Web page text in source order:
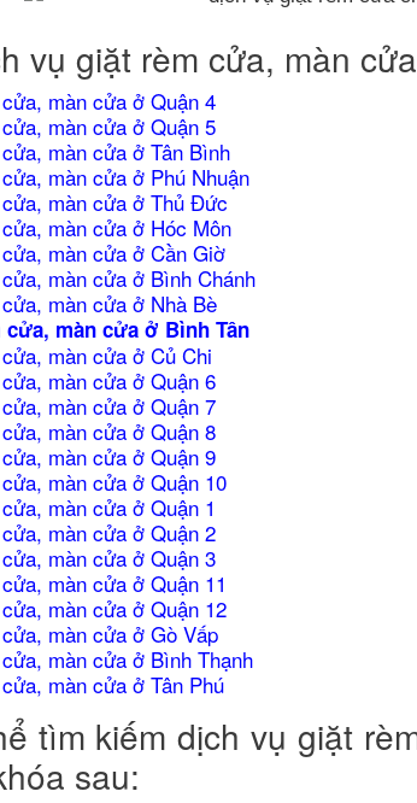
vụ giặt rèm cửa, màn
màn cửa ở Quận 4
màn cửa ở Quận 5
màn cửa ở Tân Bình
màn cửa ở Phú Nhuận
màn cửa ở Thủ Đức
màn cửa ở Hóc Môn
màn cửa ở Cần Giờ
màn cửa ở Bình Chánh
màn cửa ở Nhà Bè
cửa, màn cửa ở Bình Tân
màn cửa ở Củ Chi
màn cửa ở Quận 6
màn cửa ở Quận 7
màn cửa ở Quận 8
màn cửa ở Quận 9
màn cửa ở Quận 10
màn cửa ở Quận 1
màn cửa ở Quận 2
màn cửa ở Quận 3
màn cửa ở Quận 11
màn cửa ở Quận 12
màn cửa ở Gò Vấp
màn cửa ở Bình Thạnh
màn cửa ở Tân Phú
tìm kiếm dịch vụ giặt
sau: